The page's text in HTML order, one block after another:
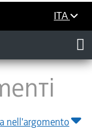
ITA
nell'argomento